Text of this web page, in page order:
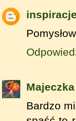
Majeczka
Bardzo